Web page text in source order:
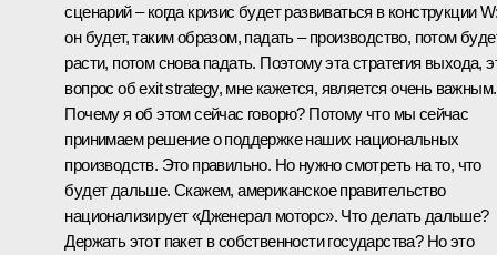
сценарий – когда кризис будет развиваться в конструкции
он будет, таким образом, падать – производство, потом
расти, потом снова падать. Поэтому эта стратегия выхода,
вопрос об exit strategy, мне кажется, является очень важным.
Почему я об этом сейчас говорю? Потому что мы сейчас
принимаем решение о поддержке наших национальных
производств. Это правильно. Но нужно смотреть на то, что
будет дальше. Скажем, американское правительство
национализирует «Дженерал моторс». Что делать дальше?
Держать этот пакет в собственности государства? Но это